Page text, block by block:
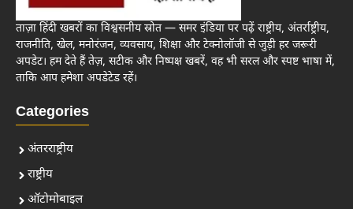
ताज़ा हिंदी खबरों का विश्वसनीय स्रोत — समर इंडिया पर पढ़ें राष्ट्रीय, अंतर्राष्ट्रीय,
राजनीति, खेल, मनोरंजन, व्यवसाय, शिक्षा और टेक्नोलॉजी से जुड़ी हर जरूरी
अपडेट। हम देते हैं तेज़, सटीक और निष्पक्ष खबरें, वह भी सरल और स्पष्ट भाषा में,
ताकि आप हमेशा अपडेटेड रहें।
Categories
अंतरराष्ट्रीय
राष्ट्रीय
ऑटोमोबाइल